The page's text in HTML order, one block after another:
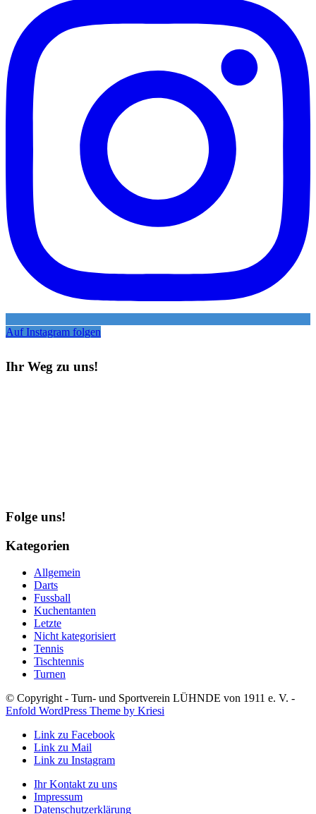
Auf Instagram folgen
Ihr Weg zu uns!
Folge uns!
Kategorien
Allgemein
Darts
Fussball
Kuchentanten
Letzte
Nicht kategorisiert
Tennis
Tischtennis
Turnen
© Copyright - Turn- und Sportverein LÜHNDE von 1911 e. V. -
Enfold WordPress Theme by Kriesi
Link zu Facebook
Link zu Mail
Link zu Instagram
Ihr Kontakt zu uns
Impressum
Datenschutzerklärung